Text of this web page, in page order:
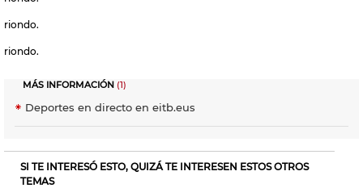
riondo.
riondo.
MÁS INFORMACIÓN (1)
Deportes en directo en eitb.eus
SI TE INTERESÓ ESTO, QUIZÁ TE INTERESEN ESTOS OTROS
TEMAS